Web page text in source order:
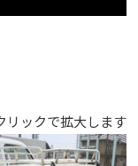
リックで拡大します